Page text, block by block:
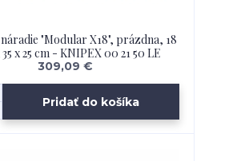
"Modular X18", prázdna, 18
x 25 cm - KNIPEX 00 21 50 LE
309,09 €
Pridať do košíka